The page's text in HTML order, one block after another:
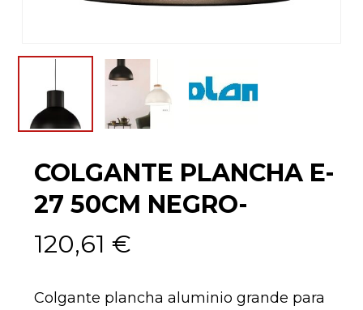
COLGANTE PLANCHA E-
27 50CM NEGRO-
120,61 €
Colgante plancha aluminio grande para